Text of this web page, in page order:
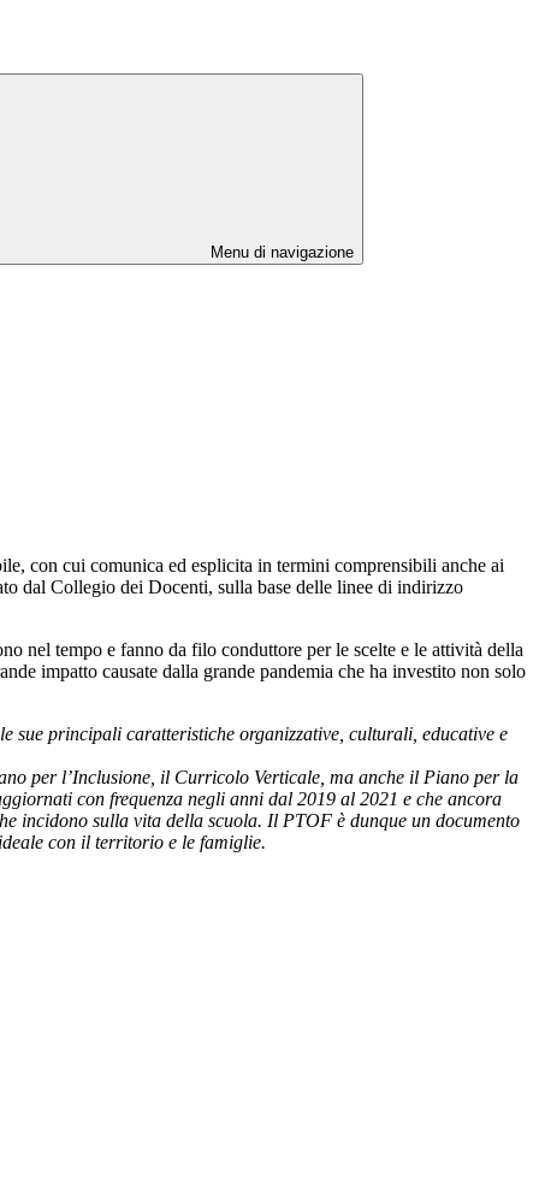
Menu di navigazione
con cui comunica ed esplicita in termini comprensibili anche ai
dal Collegio dei Docenti, sulla base delle linee di indirizzo
nel tempo e fanno da filo conduttore per le scelte e le attività della
impatto causate dalla grande pandemia che ha investito non solo
sue principali caratteristiche organizzative, culturali, educative e
per l’Inclusione, il Curricolo Verticale, ma anche il Piano per la
con frequenza negli anni dal 2019 al 2021 e che ancora
incidono sulla vita della scuola. Il PTOF è dunque un documento
con il territorio e le famiglie.